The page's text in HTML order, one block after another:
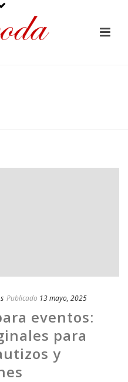
Publicado 13 mayo, 2025
eventos:
para
y